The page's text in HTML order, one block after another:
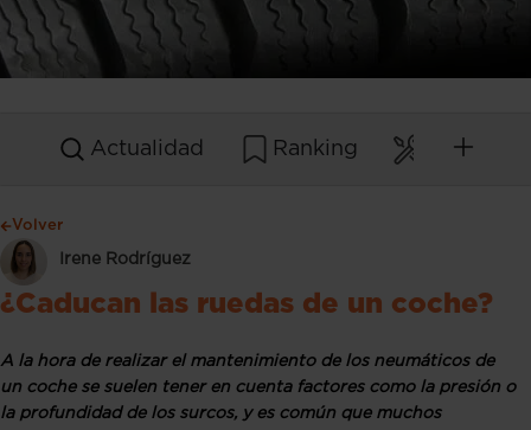
Actualidad Ranking
Volver
Irene Rodríguez
¿Caducan las ruedas de un coche?
A la hora de realizar el mantenimiento de los neumáticos de
un coche se suelen tener en cuenta factores como la presión o
la profundidad de los surcos, y es común que muchos